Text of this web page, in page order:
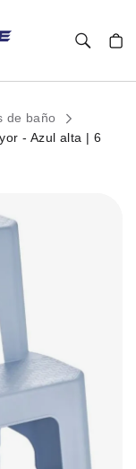
de baño
- Azul alta | 6